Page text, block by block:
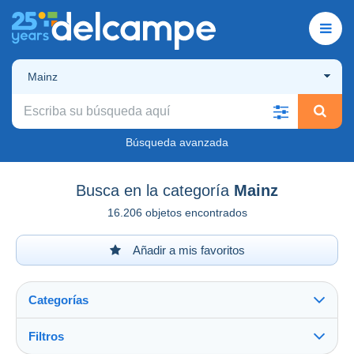
Mainz
Búsqueda avanzada
Busca en la categoría Mainz
16.206 objetos encontrados
Añadir a mis favoritos
Categorías
Filtros